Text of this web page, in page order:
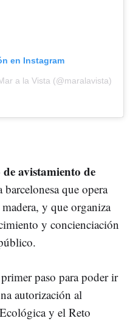
en Instagram
a la Vista (@maralavista)
avistamiento de
barcelonesa que opera
y que organiza
y concienciación
paso para poder ir
autorización al
y el Reto